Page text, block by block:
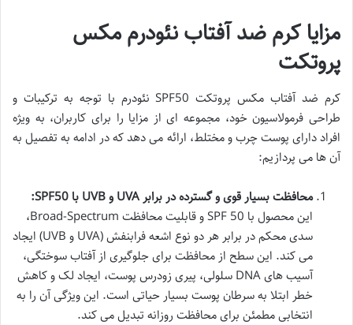
مزایا کرم ضد آفتاب نئودرم مکس
پروتکت
کرم ضد آفتاب مکس پروتکت SPF50 نئودرم با توجه به ترکیبات و
طراحی فرمولاسیون خود، مجموعه ای از مزایا را برای کاربران، به ویژه
افراد دارای پوست چرب و مختلط، ارائه می دهد که در ادامه به تفصیل به
آن ها می پردازیم:
محافظت بسیار قوی و گسترده در برابر UVA و UVB با SPF50:
این محصول با SPF 50 و قابلیت محافظت Broad-Spectrum،
سدی محکم در برابر هر دو نوع اشعه فرابنفش (UVA و UVB) ایجاد
می کند. این سطح از محافظت برای جلوگیری از آفتاب سوختگی،
آسیب های DNA سلولی، پیری زودرس پوست، ایجاد لک و کاهش
خطر ابتلا به سرطان پوست بسیار حیاتی است. این ویژگی آن را به
انتخابی مطمئن برای محافظت روزانه تبدیل می کند.